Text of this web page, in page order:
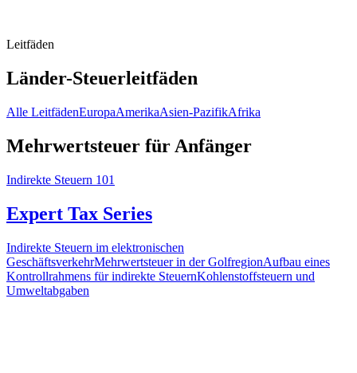
Leitfäden
Länder-Steuerleitfäden
Alle LeitfädenEuropaAmerikaAsien-PazifikAfrika
Mehrwertsteuer für Anfänger
Indirekte Steuern 101
Expert Tax Series
Indirekte Steuern im elektronischen
GeschäftsverkehrMehrwertsteuer in der GolfregionAufbau eines
Kontrollrahmens für indirekte SteuernKohlenstoffsteuern und
Umweltabgaben